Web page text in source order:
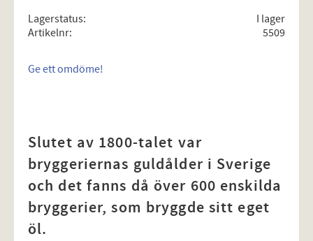
Lagerstatus
I lager
Artikelnr
5509
Ge ett omdöme!
Slutet av 1800-talet var
bryggeriernas guldålder i Sverige
och det fanns då över 600 enskilda
bryggerier, som bryggde sitt eget
öl.